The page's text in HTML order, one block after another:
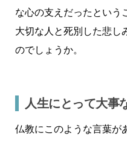
な心の支えだったという
大切な人と死別した悲し
のでしょうか。
人生にとって大事
仏教にこのような言葉が